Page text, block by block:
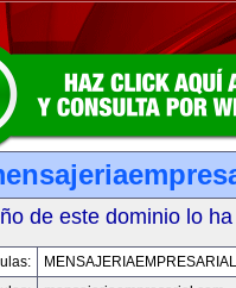
de este dominio lo